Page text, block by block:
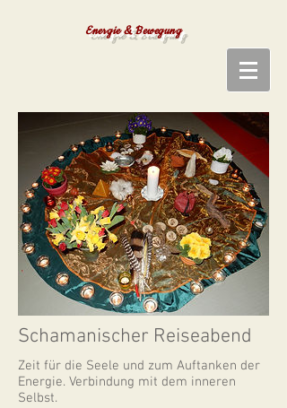
Energie & Bewegung
Schamanischer Reiseabend
Zeit für die Seele und zum Auftanken der
Energie. Verbindung mit dem inneren
Selbst.